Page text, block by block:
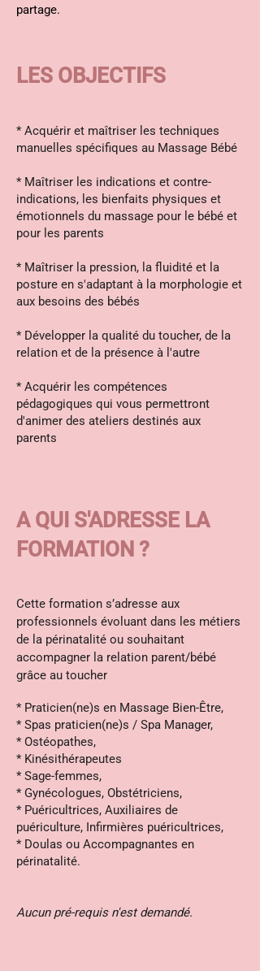
partage.​
LES OBJECTIFS
* Acquérir et maîtriser les techniques
manuelles spécifiques au Massage Bébé
* Maîtriser les indications et contre-
indications, les bienfaits physiques et
émotionnels du massage pour le bébé et
pour les parents
* Maîtriser la pression, la fluidité et la
posture en s'adaptant à la morphologie et
aux besoins des bébés
* Développer la qualité du toucher, de la
relation et de la présence à l'autre
* Acquérir les compétences
pédagogiques qui vous permettront
d'animer des ateliers destinés aux
parents
A QUI S'ADRESSE LA
FORMATION ?
Cette formation s’adresse aux
professionnels évoluant dans les métiers
de la périnatalité ou souhaitant
accompagner la relation parent/bébé
grâce au toucher
* Praticien(ne)s en Massage Bien-Être,
* Spas praticien(ne)s / Spa Manager,
* Ostéopathes,
* Kinésithérapeutes
* Sage-femmes,
* Gynécologues, Obstétriciens,
* Puéricultrices, Auxiliaires de
puériculture, Infirmières puéricultrices,
* Doulas ou Accompagnantes en
périnatalité.
Aucun pré-requis n'est demandé.